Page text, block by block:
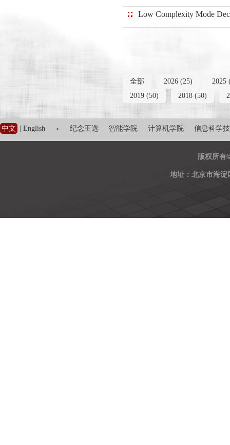
Low Complexity Mode
全部 2026 (25)
2025
2019 (50)
2018 (50)
中文 English · 纪念王选 智能学院 计算机学院 信息科学
版权所有
地址：北京市海